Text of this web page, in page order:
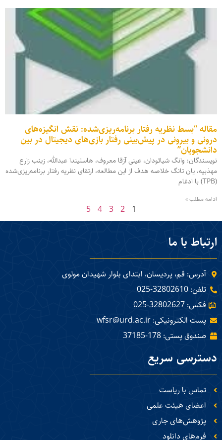
مقاله “بسط نظریه رفتار برنامه‌ریزی‌شده: نقش انگیزه‌های
درونی و بیرونی در پیش‌بینی رفتار بازی‌های دیجیتال در بین
دانشجویان”
نویسندگان: وانگ شیائودان، عینی آزقا معروف، هاسلیندا عبدالله، زینب زارع
مهذبیه، یان تانگ خلاصه هدف از این مطالعه، ارتقای نظریه رفتار برنامه‌ریزی‌شده
(TPB) با ادغام
ادامه مطلب »
1
2
3
4
5
ارتباط با ما
آدرس: قم، پردیسان، ابتدای بلوار شهیدان مولوی
تلفن: 32802610-025
فکس: 32802627-025
پست الکترونیکی: wfsr@urd.ac.ir
صندوق پستی: 178-37185
دسترسی سریع
تماس با ریاست
اعضای هیئت علمی
پژوهش‌های جاری
فرم‌های دانلود